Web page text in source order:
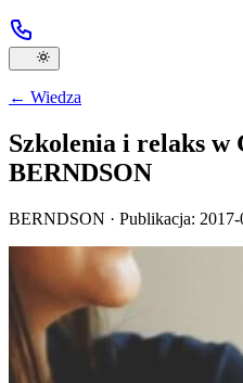
← Wiedza
Szkolenia i relaks w
BERNDSON
BERNDSON · Publikacja: